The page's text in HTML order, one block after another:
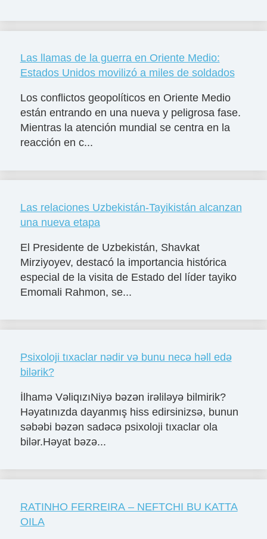
Las llamas de la guerra en Oriente Medio:
Estados Unidos movilizó a miles de soldados
Los conflictos geopolíticos en Oriente Medio
están entrando en una nueva y peligrosa fase.
Mientras la atención mundial se centra en la
reacción en c...
Las relaciones Uzbekistán-Tayikistán alcanzan
una nueva etapa
El Presidente de Uzbekistán, Shavkat
Mirziyoyev, destacó la importancia histórica
especial de la visita de Estado del líder tayiko
Emomali Rahmon, se...
Psixoloji tıxaclar nədir və bunu necə həll edə
bilərik?
İlhamə VəliqızıNiyə bəzən irəliləyə bilmirik?
Həyatınızda dayanmış hiss edirsinizsə, bunun
səbəbi bəzən sadəcə psixoloji tıxaclar ola
bilər.Həyat bəzə...
RATINHO FERREIRA – NEFTCHI BU KATTA
OILA